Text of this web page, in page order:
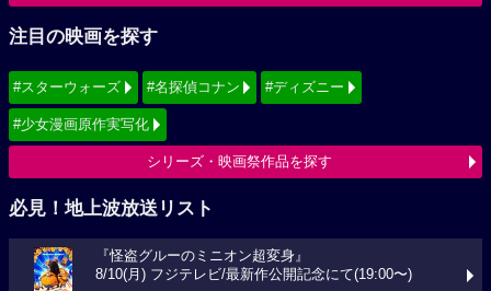
注目の映画を探す
#スターウォーズ #名探偵コナン #ディズニー
#少女漫画原作実写化
シリーズ・映画祭作品を探す
必見！地上波放送リスト
『怪盗グルーのミニオン超変身』
8/10(月) フジテレビ/最新作公開記念にて(19:00〜)